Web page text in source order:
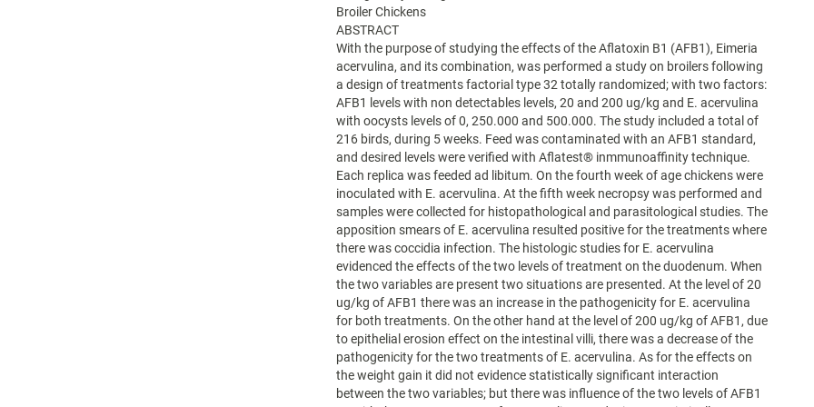
Broiler Chickens
ABSTRACT
With the purpose of studying the effects of the Aflatoxin B1 (AFB1), Eimeria
acervulina, and its combination, was performed a study on broilers following
a design of treatments factorial type 32 totally randomized; with two factors:
AFB1 levels with non detectables levels, 20 and 200 ug/kg and E. acervulina
with oocysts levels of 0, 250.000 and 500.000. The study included a total of
216 birds, during 5 weeks. Feed was contaminated with an AFB1 standard,
and desired levels were verified with Aflatest® inmmunoaffinity technique.
Each replica was feeded ad libitum. On the fourth week of age chickens were
inoculated with E. acervulina. At the fifth week necropsy was performed and
samples were collected for histopathological and parasitological studies. The
apposition smears of E. acervulina resulted positive for the treatments where
there was coccidia infection. The histologic studies for E. acervulina
evidenced the effects of the two levels of treatment on the duodenum. When
the two variables are present two situations are presented. At the level of 20
ug/kg of AFB1 there was an increase in the pathogenicity for E. acervulina
for both treatments. On the other hand at the level of 200 ug/kg of AFB1, due
to epithelial erosion effect on the intestinal villi, there was a decrease of the
pathogenicity for the two treatments of E. acervulina. As for the effects on
the weight gain it did not evidence statistically significant interaction
between the two variables; but there was influence of the two levels of AFB1